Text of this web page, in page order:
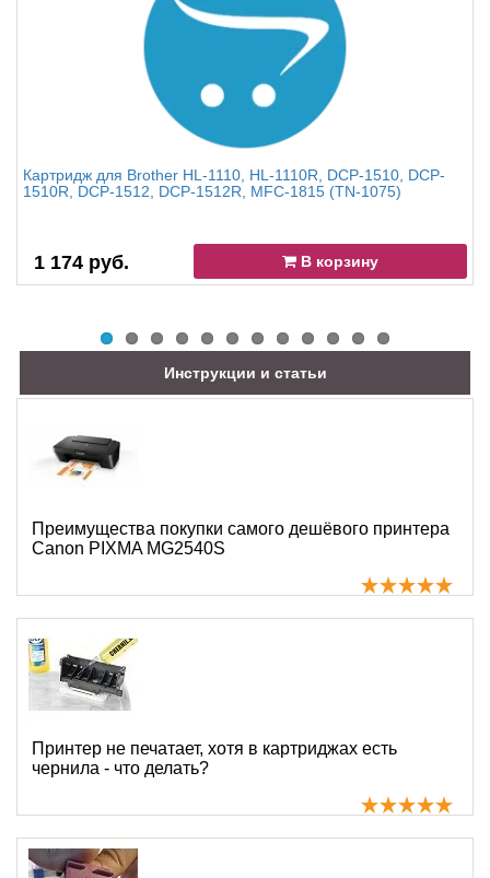
Картридж для Brother HL-1110, HL-1110R, DCP-1510, DCP-
1510R, DCP-1512, DCP-1512R, MFC-1815 (TN-1075)
1 174 руб. В корзину
Инструкции и статьи
Преимущества покупки самого дешёвого принтера
Canon PIXMA MG2540S
Принтер не печатает, хотя в картриджах есть
чернила - что делать?